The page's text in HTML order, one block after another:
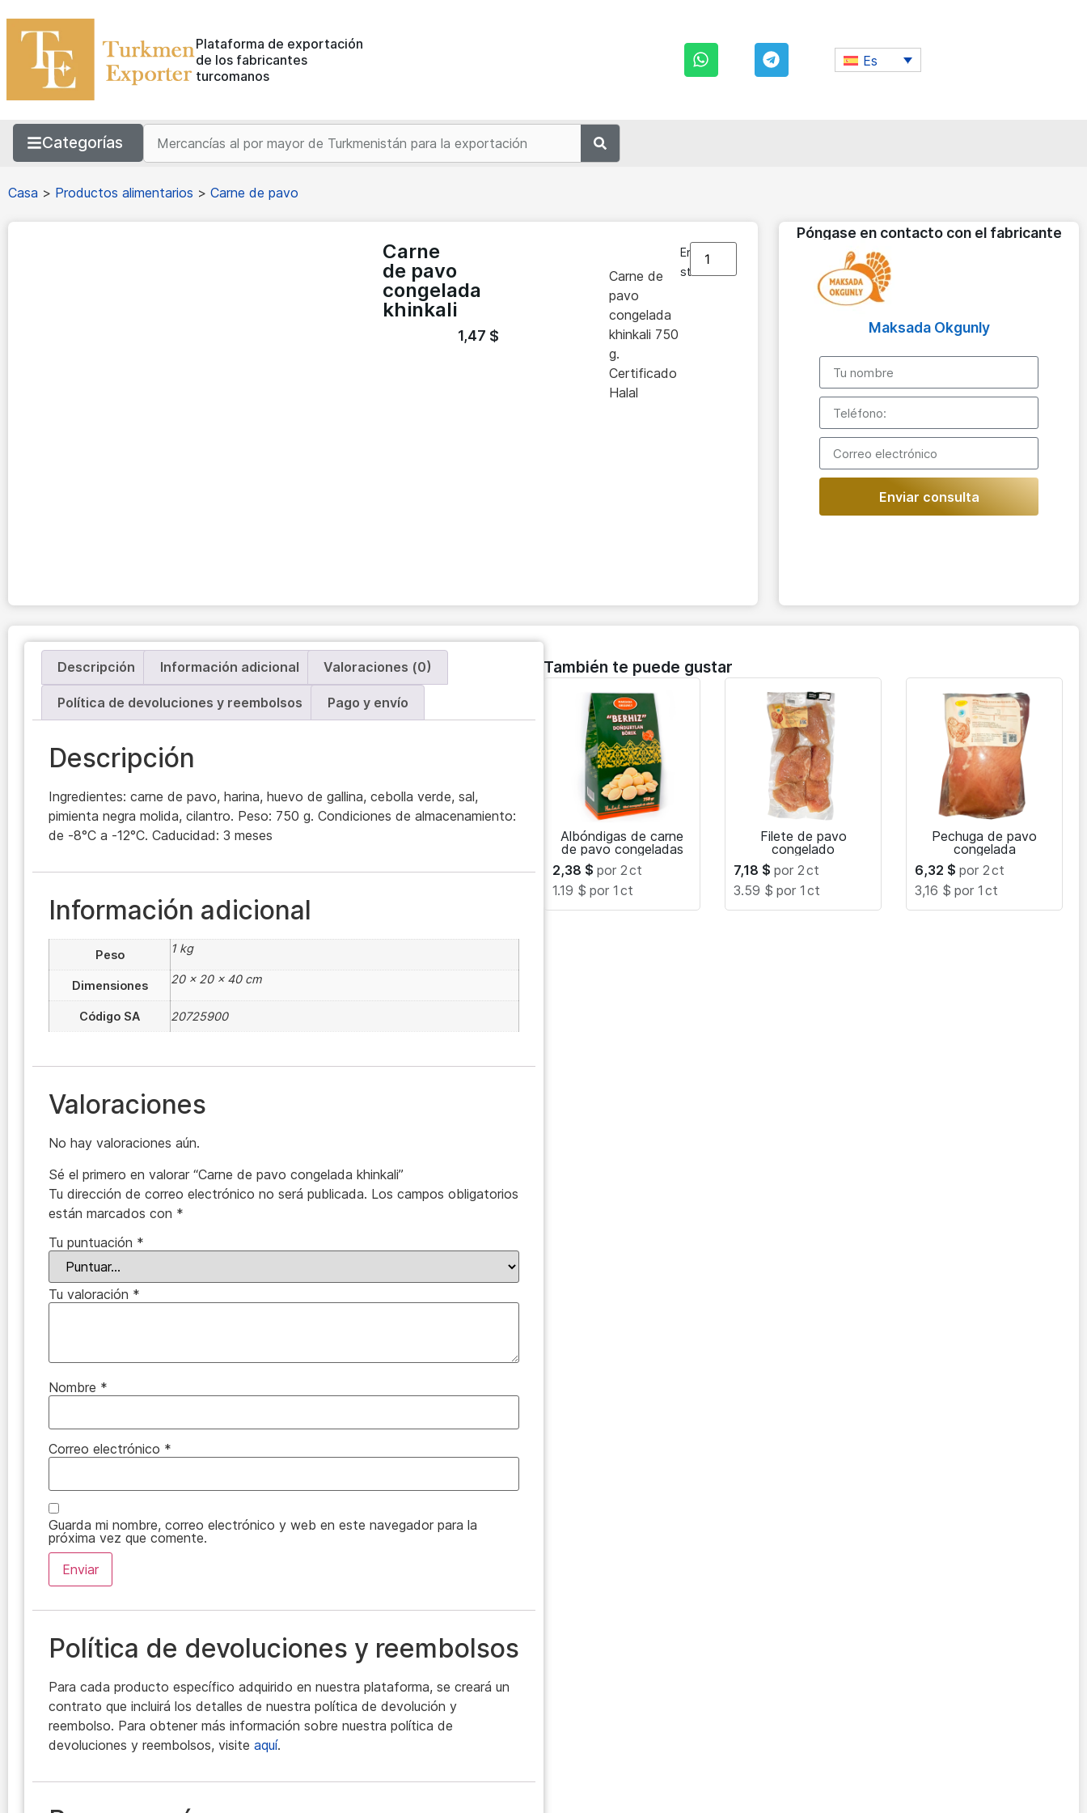
Plataforma de exportación
de los fabricantes
turcomanos
Es
Categorías
Casa > Productos alimentarios > Carne de pavo
Carne
de pavo
congelada
khinkali
1,47 $
Carne de
pavo
congelada
khinkali 750
g.
Certificado
Halal
En
stock
Póngase en contacto con el fabricante
Maksada Okgunly
Enviar consulta
Descripción Información adicional Valoraciones (0)
Política de devoluciones y reembolsos Pago y envío
Descripción
Ingredientes: carne de pavo, harina, huevo de gallina, cebolla verde, sal,
pimienta negra molida, cilantro. Peso: 750 g. Condiciones de almacenamiento:
de -8°C a -12°C. Caducidad: 3 meses
Información adicional
Peso 1 kg
Dimensiones 20 × 20 × 40 cm
Código SA 20725900
Valoraciones
No hay valoraciones aún.
Sé el primero en valorar “Carne de pavo congelada khinkali”
Tu dirección de correo electrónico no será publicada. Los campos obligatorios
están marcados con *
Tu puntuación *
Tu valoración *
Nombre *
Correo electrónico *
Guarda mi nombre, correo electrónico y web en este navegador para la
próxima vez que comente.
Política de devoluciones y reembolsos
Para cada producto específico adquirido en nuestra plataforma, se creará un
contrato que incluirá los detalles de nuestra política de devolución y
reembolso. Para obtener más información sobre nuestra política de
devoluciones y reembolsos, visite aquí.
También te puede gustar
Albóndigas de carne
de pavo congeladas
2,38 $ por 2ct
1.19 $ por 1 ct
Filete de pavo
congelado
7,18 $ por 2ct
3.59 $ por 1 ct
Pechuga de pavo
congelada
6,32 $ por 2ct
3,16 $ por 1 ct